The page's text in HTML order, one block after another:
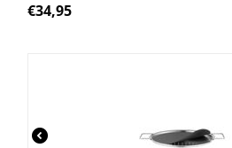
€34,95